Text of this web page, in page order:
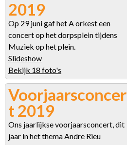
2019
Op 29 juni gaf het A orkest een
concert op het dorpsplein tijdens
Muziek op het plein.
Slideshow
Bekijk 18 foto's
Voorjaarsconcer
t 2019
Ons jaarlijkse voorjaarsconcert, dit
jaar in het thema Andre Rieu